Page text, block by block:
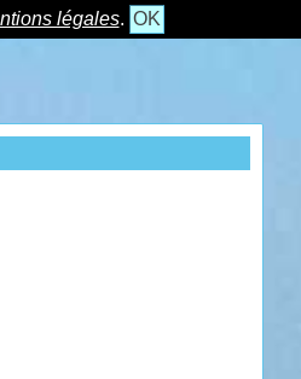
légales. OK